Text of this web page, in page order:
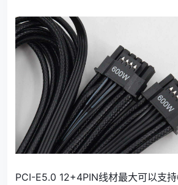
PCI-E5.0 12+4PIN线材最大可以支持